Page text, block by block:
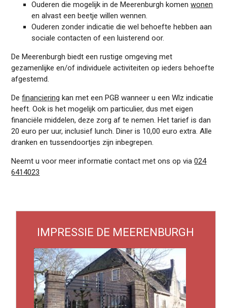
Ouderen die mogelijk in de Meerenburgh komenwonen
en alvast een beetje willen wennen.
Ouderen zonder indicatie die wel behoefte hebben aan
sociale contacten of een luisterend oor.
De Meerenburgh biedt een rustige omgeving met
gezamenlijke en/of individuele activiteiten op ieders behoefte
afgestemd.
Definanciering kan met een PGB wanneer u een Wlz indicatie
heeft. Ook is het mogelijk om particulier, dus met eigen
financiële middelen, deze zorg af te nemen. Het tarief is dan
20 euro per uur, inclusief lunch. Diner is 10,00 euro extra. Alle
dranken en tussendoortjes zijn inbegrepen.
Neemt u voor meer informatie contact met ons op via024
6414023
IMPRESSIE DE MEERENBURGH